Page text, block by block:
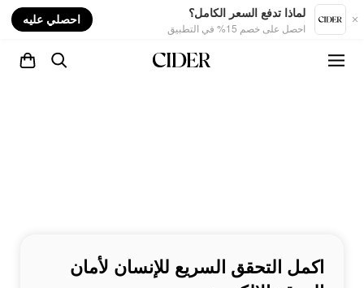
لماذا تدفع السعر الكامل؟
احصل على خصم 15% في التطبيق
احصلي عليه
اكمل التحقق السريع للإنسان لأمان